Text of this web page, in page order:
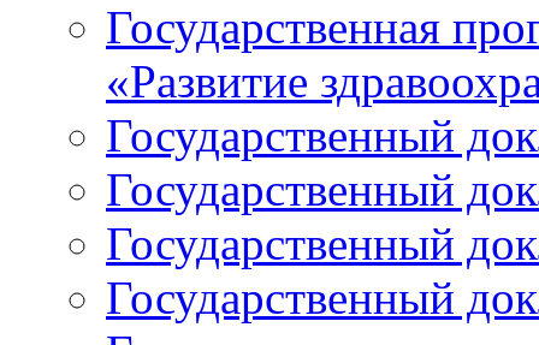
Государственная
«Развитие
Государственный
Государственный
Государственный
Государственный